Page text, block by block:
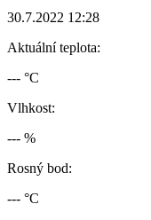
30.7.2022 12:28
Aktuální teplota:
--- °C
Vlhkost:
--- %
Rosný bod:
--- °C